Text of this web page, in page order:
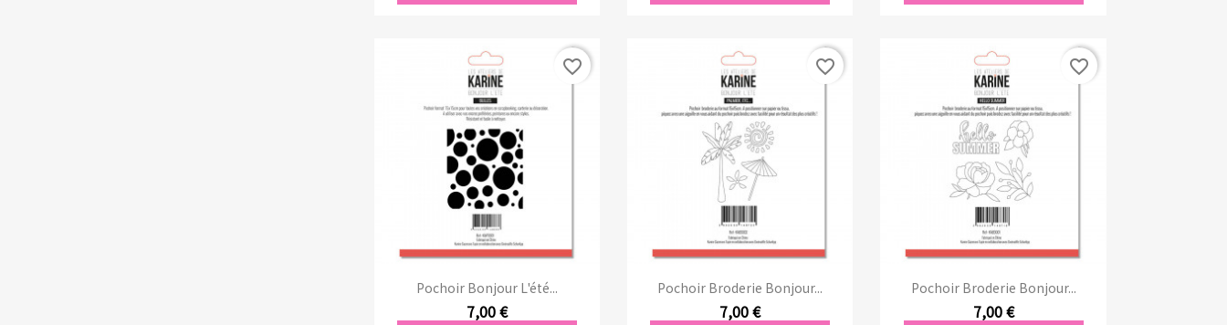
Pochoir Bonjour L'été...
7,00 €
Aperçu rapide
favorite_border
Pochoir Broderie Bonjour...
7,00 €
Aperçu rapide
favorite_border
Pochoir Broderie Bonjour...
7,00 €
Aperçu rapide
favorite_border